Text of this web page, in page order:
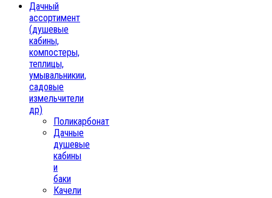
Дачный
ассортимент
(душевые
кабины,
компостеры,
теплицы,
умывальникии,
садовые
измельчители
др)
Поликарбонат
Дачные
душевые
кабины
и
баки
Качели